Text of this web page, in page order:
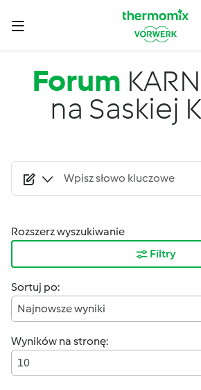
Forum
na Saskiej
Rozszerz wyszukiwanie
Filtry
Sortuj po:
Najnowsze wyniki
Wyników na stronę:
10